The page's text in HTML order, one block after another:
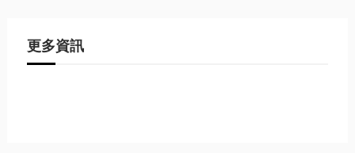
更多資訊